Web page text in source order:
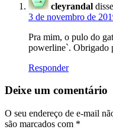
cleyrandal
3 de novembro de
Pra mim, o pulo do
powerline`. Obrigado
Responder
Deixe um comentário
O seu endereço de e-mail
são marcados com *